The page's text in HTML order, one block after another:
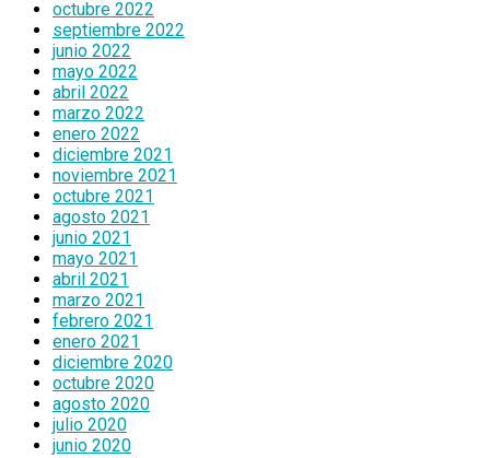
octubre 2022
septiembre 2022
junio 2022
mayo 2022
abril 2022
marzo 2022
enero 2022
diciembre 2021
noviembre 2021
octubre 2021
agosto 2021
junio 2021
mayo 2021
abril 2021
marzo 2021
febrero 2021
enero 2021
diciembre 2020
octubre 2020
agosto 2020
julio 2020
junio 2020